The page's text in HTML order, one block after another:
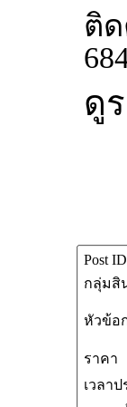
ติด
ดู
Post ID
กลุ่มสิ
หัวข้อ
ราคา
เวลา